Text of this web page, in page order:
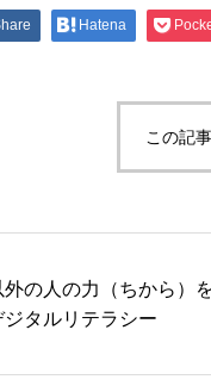
Hatena
この記
外の人の力（ちから）
タルリテラシー